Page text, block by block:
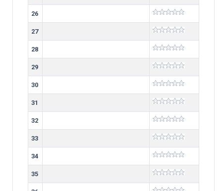
26
27
28
29
30
31
32
33
34
35